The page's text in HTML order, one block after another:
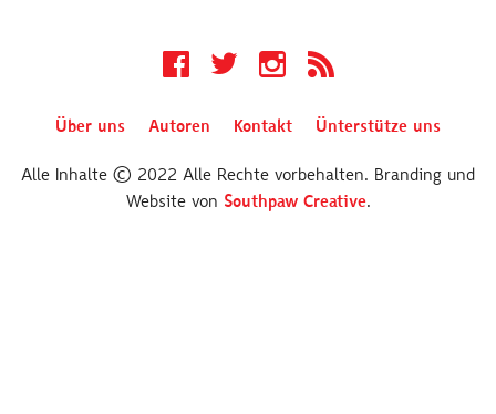
Facebook Twitter Instagram RSS
Über uns Autoren Kontakt Ünterstütze uns
Alle Inhalte © 2022 Alle Rechte vorbehalten. Branding und
Website von Southpaw Creative.